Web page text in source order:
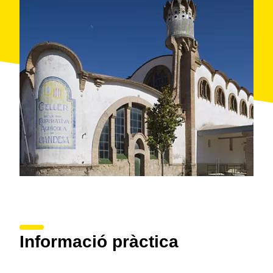
Informació pràctica